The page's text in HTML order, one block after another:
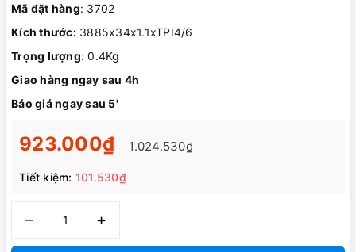
Mã đặt hàng: 3702
Kích thước:3885x34x1.1xTPI4/6
Trọng lượng: 0.4Kg
Giao hàng ngay sau 4h
Báo giá ngay sau 5'
923.000₫ 1.024.530₫
Tiết kiệm: 101.530₫
– +